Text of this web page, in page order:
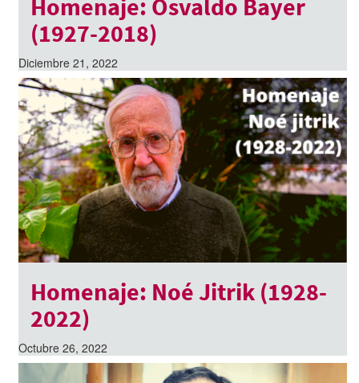
Homenaje: Osvaldo Bayer
(1927-2018)
Diciembre 21, 2022
Homenaje: Noé Jitrik (1928-
2022)
Octubre 26, 2022